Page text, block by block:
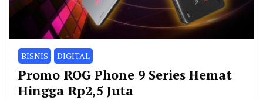
BISNIS DIGITAL
Promo ROG Phone 9 Series Hemat
Hingga Rp2,5 Juta